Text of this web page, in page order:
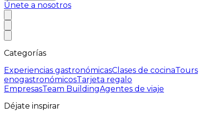
Únete a nosotros
Categorías
Experiencias gastronómicasClases de cocinaTours
enogastronómicosTarjeta regalo
EmpresasTeam BuildingAgentes de viaje
Déjate inspirar